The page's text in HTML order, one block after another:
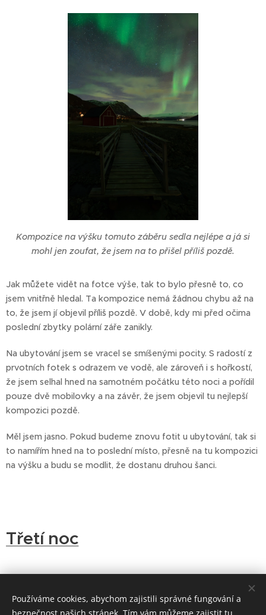
Kompozice na výšku tomuto záběru sedla nejlépe a já si
mohl jen zoufat, že jsem na to přišel příliš pozdě.
Jak můžete vidět na fotce výše, tak to bylo přesně to, co
jsem vnitřně hledal. Ta kompozice nemá žádnou chybu až na
to, že jsem jí objevil příliš pozdě. V době, kdy mi před očima
poslední zbytky polární záře zanikly.
Na ubytování jsem se vracel se smíšenými pocity. S radostí z
prvotních fotek s odrazem ve vodě, ale zároveň i s hořkostí,
že jsem selhal hned na samotném počátku této noci a pořídil
pouze dvě mobilovky a na závěr, že jsem objevil tu nejlepší
kompozici pozdě.
Měl jsem jasno. Pokud budeme znovu fotit u ubytování, tak si
to namířím hned na to poslední místo, přesně na tu kompozici
na výšku a budu se modlit, že dostanu druhou šanci.
Třetí noc
Používáme cookies, abychom zajistili správné fungování a